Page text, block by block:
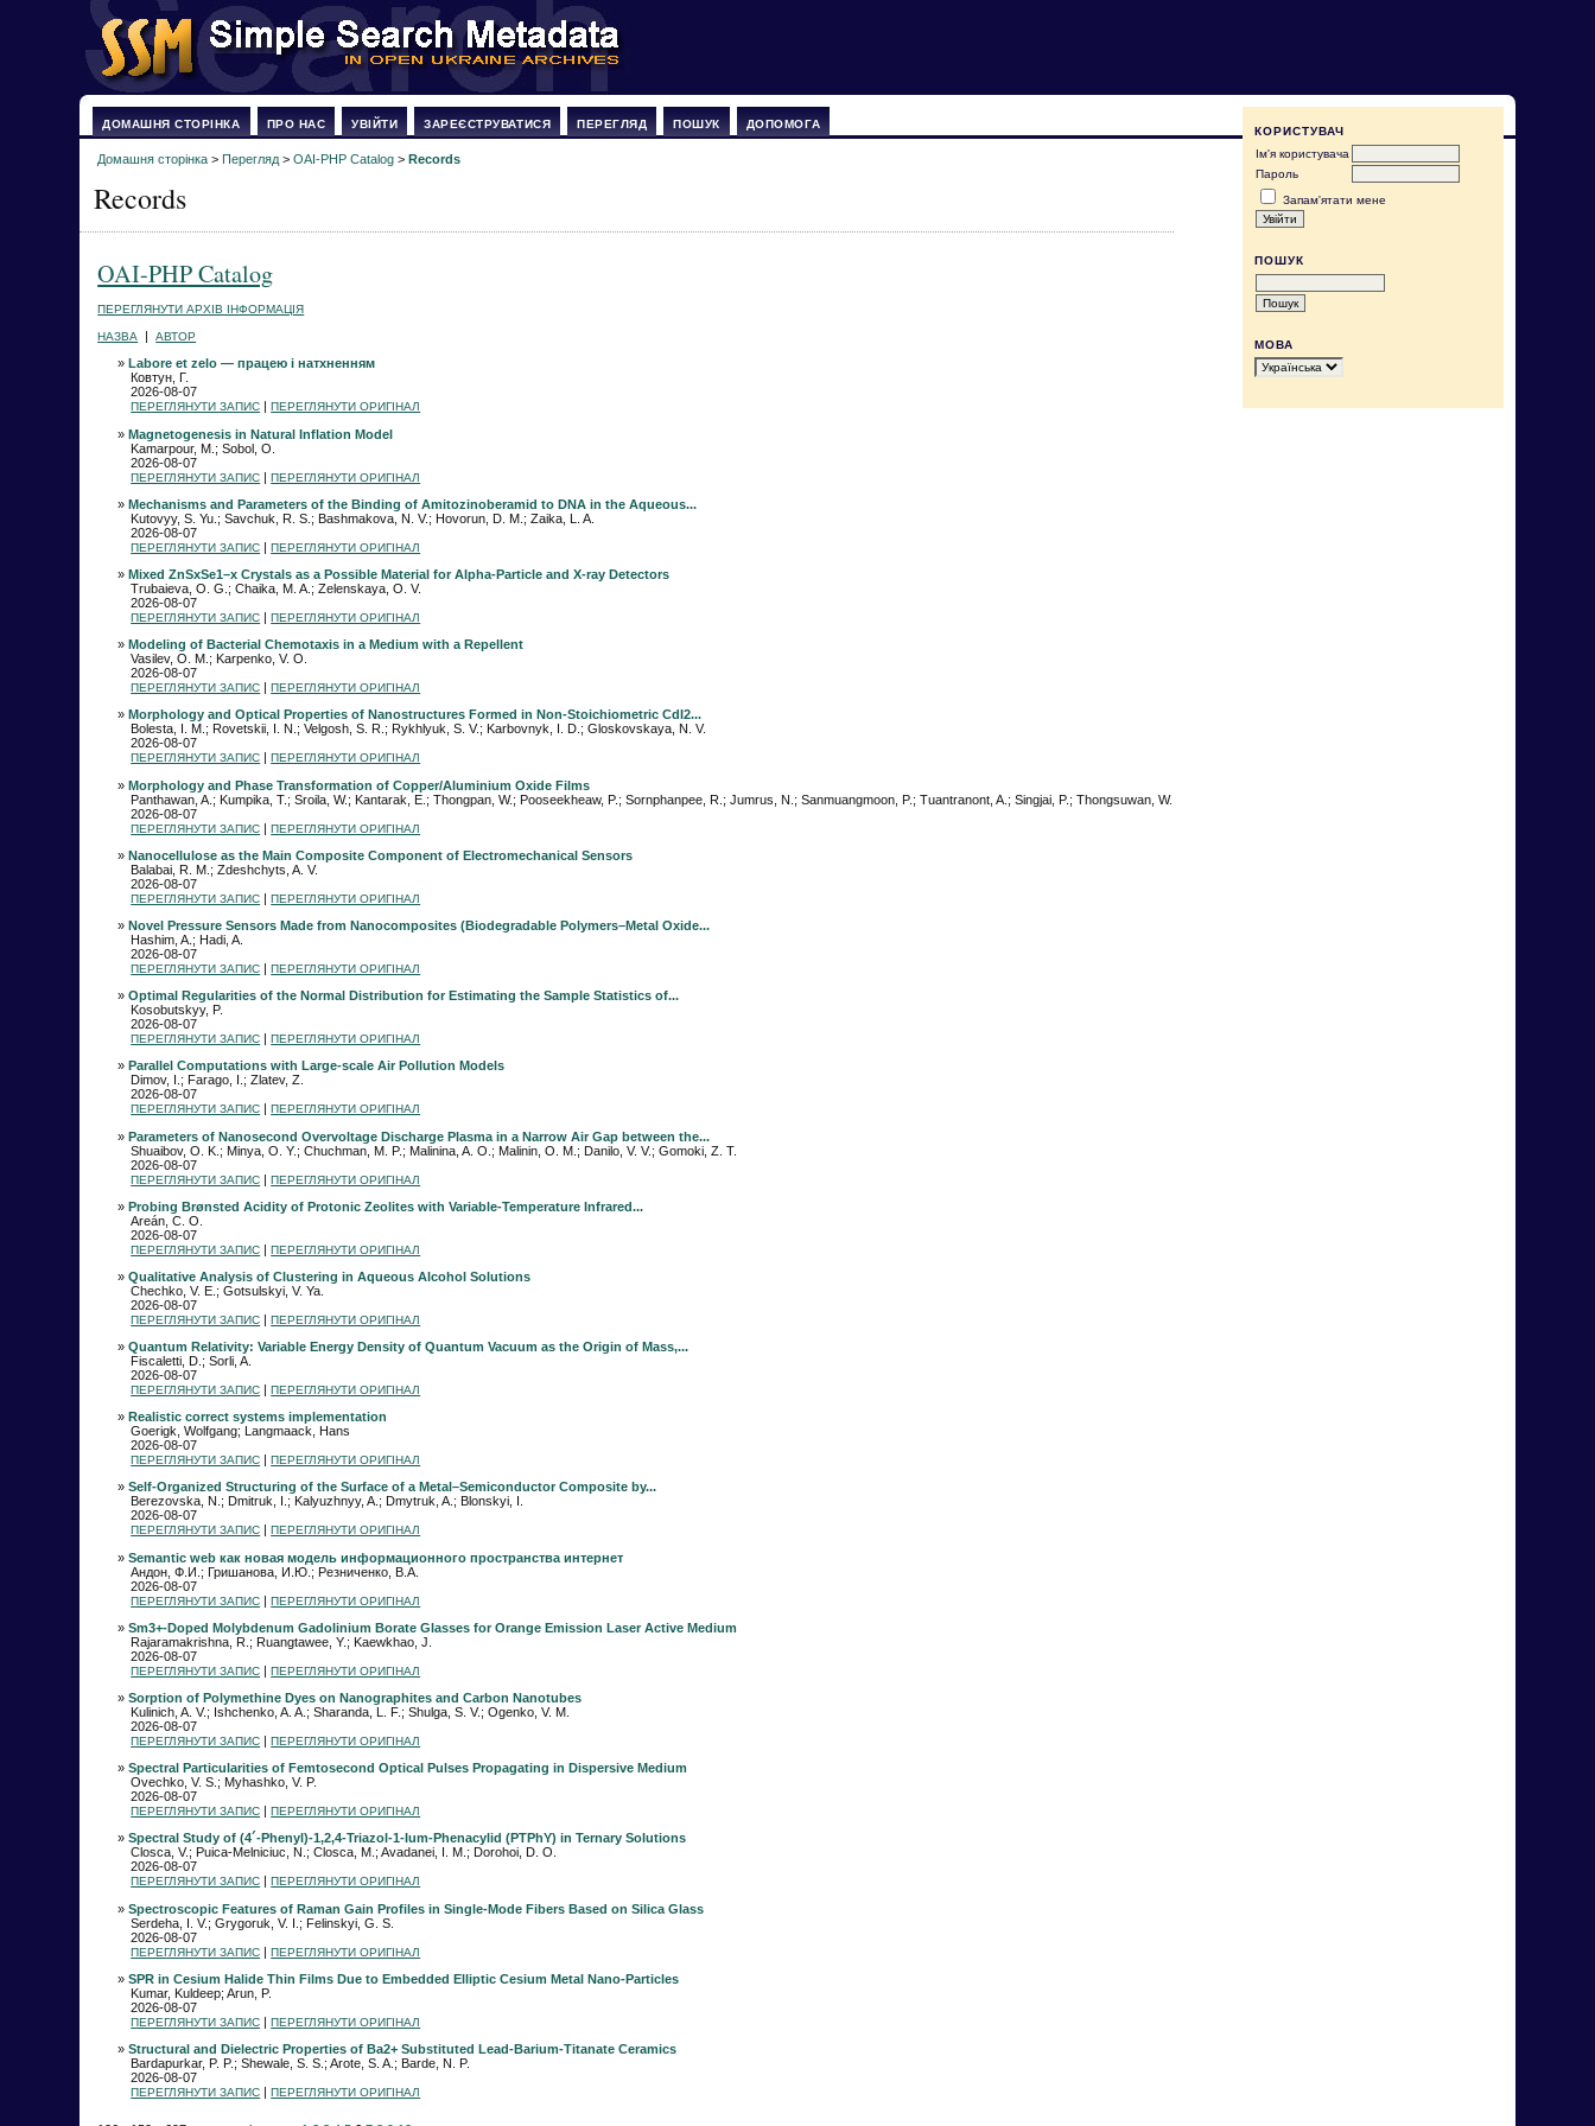
КОРИСТУВАЧ
Ім'я користувача
Пароль
Запам'ятати мене
ПОШУК
МОВА
ДОМАШНЯ СТОРІНКА ПРО НАС УВІЙТИ ЗАРЕЄСТРУВАТИСЯ ПЕРЕГЛЯД ПОШУК ДОПОМОГА
Домашня сторінка >Перегляд >OAI-PHP Catalog >Records
Records
OAI-PHP Catalog
ПЕРЕГЛЯНУТИ АРХІВ ІНФОРМАЦІЯ
НАЗВА |АВТОР
» Labore et zelo — працею і натхненням
Ковтун, Г.
2026-08-07
ПЕРЕГЛЯНУТИ ЗАПИС |ПЕРЕГЛЯНУТИ ОРИГІНАЛ
» Magnetogenesis in Natural Inflation Model
Kamarpour, M.; Sobol, O.
2026-08-07
ПЕРЕГЛЯНУТИ ЗАПИС |ПЕРЕГЛЯНУТИ ОРИГІНАЛ
» Mechanisms and Parameters of the Binding of Amitozinoberamid to DNA in the Aqueous...
Kutovyy, S. Yu.; Savchuk, R. S.; Bashmakova, N. V.; Hovorun, D. M.; Zaika, L. A.
2026-08-07
ПЕРЕГЛЯНУТИ ЗАПИС |ПЕРЕГЛЯНУТИ ОРИГІНАЛ
» Mixed ZnSxSe1–x Crystals as a Possible Material for Alpha-Particle and X-ray Detectors
Trubaieva, O. G.; Chaika, M. A.; Zelenskaya, O. V.
2026-08-07
ПЕРЕГЛЯНУТИ ЗАПИС |ПЕРЕГЛЯНУТИ ОРИГІНАЛ
» Modeling of Bacterial Chemotaxis in a Medium with a Repellent
Vasilev, O. M.; Karpenko, V. O.
2026-08-07
ПЕРЕГЛЯНУТИ ЗАПИС |ПЕРЕГЛЯНУТИ ОРИГІНАЛ
» Morphology and Optical Properties of Nanostructures Formed in Non-Stoichiometric CdI2...
Bolesta, I. M.; Rovetskii, I. N.; Velgosh, S. R.; Rykhlyuk, S. V.; Karbovnyk, I. D.; Gloskovskaya, N. V.
2026-08-07
ПЕРЕГЛЯНУТИ ЗАПИС |ПЕРЕГЛЯНУТИ ОРИГІНАЛ
» Morphology and Phase Transformation of Copper/Aluminium Oxide Films
Panthawan, A.; Kumpika, T.; Sroila, W.; Kantarak, E.; Thongpan, W.; Pooseekheaw, P.; Sornphanpee, R.; Jumrus, N.; Sanmuangmoon, P.; Tuantranont, A.; Singjai, P.; Thongsuwan, W.
2026-08-07
ПЕРЕГЛЯНУТИ ЗАПИС |ПЕРЕГЛЯНУТИ ОРИГІНАЛ
» Nanocellulose as the Main Composite Component of Electromechanical Sensors
Balabai, R. M.; Zdeshchyts, A. V.
2026-08-07
ПЕРЕГЛЯНУТИ ЗАПИС |ПЕРЕГЛЯНУТИ ОРИГІНАЛ
» Novel Pressure Sensors Made from Nanocomposites (Biodegradable Polymers–Metal Oxide...
Hashim, A.; Hadi, A.
2026-08-07
ПЕРЕГЛЯНУТИ ЗАПИС |ПЕРЕГЛЯНУТИ ОРИГІНАЛ
» Optimal Regularities of the Normal Distribution for Estimating the Sample Statistics of...
Kosobutskyy, P.
2026-08-07
ПЕРЕГЛЯНУТИ ЗАПИС |ПЕРЕГЛЯНУТИ ОРИГІНАЛ
» Parallel Computations with Large-scale Air Pollution Models
Dimov, I.; Farago, I.; Zlatev, Z.
2026-08-07
ПЕРЕГЛЯНУТИ ЗАПИС |ПЕРЕГЛЯНУТИ ОРИГІНАЛ
» Parameters of Nanosecond Overvoltage Discharge Plasma in a Narrow Air Gap between the...
Shuaibov, O. K.; Minya, O. Y.; Chuchman, M. P.; Malinina, A. O.; Malinin, O. M.; Danilo, V. V.; Gomoki, Z. T.
2026-08-07
ПЕРЕГЛЯНУТИ ЗАПИС |ПЕРЕГЛЯНУТИ ОРИГІНАЛ
» Probing Brønsted Acidity of Protonic Zeolites with Variable-Temperature Infrared...
Areán, C. O.
2026-08-07
ПЕРЕГЛЯНУТИ ЗАПИС |ПЕРЕГЛЯНУТИ ОРИГІНАЛ
» Qualitative Analysis of Clustering in Aqueous Alcohol Solutions
Chechko, V. E.; Gotsulskyi, V. Ya.
2026-08-07
ПЕРЕГЛЯНУТИ ЗАПИС |ПЕРЕГЛЯНУТИ ОРИГІНАЛ
» Quantum Relativity: Variable Energy Density of Quantum Vacuum as the Origin of Mass,...
Fiscaletti, D.; Sorli, A.
2026-08-07
ПЕРЕГЛЯНУТИ ЗАПИС |ПЕРЕГЛЯНУТИ ОРИГІНАЛ
» Realistic correct systems implementation
Goerigk, Wolfgang; Langmaack, Hans
2026-08-07
ПЕРЕГЛЯНУТИ ЗАПИС |ПЕРЕГЛЯНУТИ ОРИГІНАЛ
» Self-Organized Structuring of the Surface of a Metal–Semiconductor Composite by...
Berezovska, N.; Dmitruk, I.; Kalyuzhnyy, A.; Dmytruk, A.; Blonskyi, I.
2026-08-07
ПЕРЕГЛЯНУТИ ЗАПИС |ПЕРЕГЛЯНУТИ ОРИГІНАЛ
» Semantic web как новая модель информационного пространства интернет
Андон, Ф.И.; Гришанова, И.Ю.; Резниченко, В.А.
2026-08-07
ПЕРЕГЛЯНУТИ ЗАПИС |ПЕРЕГЛЯНУТИ ОРИГІНАЛ
» Sm3+-Doped Molybdenum Gadolinium Borate Glasses for Orange Emission Laser Active Medium
Rajaramakrishna, R.; Ruangtawee, Y.; Kaewkhao, J.
2026-08-07
ПЕРЕГЛЯНУТИ ЗАПИС |ПЕРЕГЛЯНУТИ ОРИГІНАЛ
» Sorption of Polymethine Dyes on Nanographites and Carbon Nanotubes
Kulinich, A. V.; Ishchenko, A. A.; Sharanda, L. F.; Shulga, S. V.; Ogenko, V. M.
2026-08-07
ПЕРЕГЛЯНУТИ ЗАПИС |ПЕРЕГЛЯНУТИ ОРИГІНАЛ
» Spectral Particularities of Femtosecond Optical Pulses Propagating in Dispersive Medium
Ovechko, V. S.; Myhashko, V. P.
2026-08-07
ПЕРЕГЛЯНУТИ ЗАПИС |ПЕРЕГЛЯНУТИ ОРИГІНАЛ
» Spectral Study of (4´-Phenyl)-1,2,4-Triazol-1-Ium-Phenacylid (PTPhY) in Ternary Solutions
Closca, V.; Puica-Melniciuc, N.; Closca, M.; Avadanei, I. M.; Dorohoi, D. O.
2026-08-07
ПЕРЕГЛЯНУТИ ЗАПИС |ПЕРЕГЛЯНУТИ ОРИГІНАЛ
» Spectroscopic Features of Raman Gain Profiles in Single-Mode Fibers Based on Silica Glass
Serdeha, I. V.; Grygoruk, V. I.; Felinskyi, G. S.
2026-08-07
ПЕРЕГЛЯНУТИ ЗАПИС |ПЕРЕГЛЯНУТИ ОРИГІНАЛ
» SPR in Cesium Halide Thin Films Due to Embedded Elliptic Cesium Metal Nano-Particles
Kumar, Kuldeep; Arun, P.
2026-08-07
ПЕРЕГЛЯНУТИ ЗАПИС |ПЕРЕГЛЯНУТИ ОРИГІНАЛ
» Structural and Dielectric Properties of Ba2+ Substituted Lead-Barium-Titanate Ceramics
Bardapurkar, P. P.; Shewale, S. S.; Arote, S. A.; Barde, N. P.
2026-08-07
ПЕРЕГЛЯНУТИ ЗАПИС |ПЕРЕГЛЯНУТИ ОРИГІНАЛ